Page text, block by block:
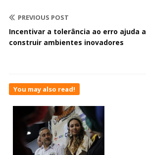
PREVIOUS POST
Incentivar a tolerância ao erro ajuda a
construir ambientes inovadores
You may also read!